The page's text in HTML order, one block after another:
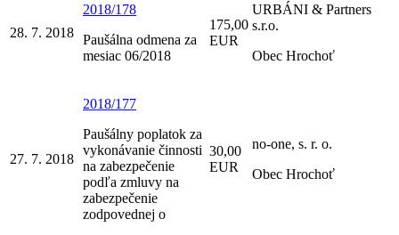
28. 7. 2018
2018/178
Paušálna odmena za
mesiac 06/2018
175,00
EUR
URBÁNI & Partners
s.r.o.
Obec Hrochoť
27. 7. 2018
2018/177
Paušálny poplatok za
vykonávanie činnosti
na zabezpečenie
podľa zmluvy na
zabezpečenie
zodpovednej o
30,00
EUR
no-one, s. r. o.
Obec Hrochoť